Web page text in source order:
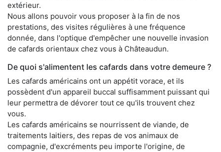
extérieur.
Nous allons pouvoir vous proposer à la fin de nos
prestations, des visites régulières à une fréquence
donnée, dans l'optique d'empêcher une nouvelle invasion
de cafards orientaux chez vous à Châteaudun.
De quoi s'alimentent les cafards dans votre demeure ?
Les cafards américains ont un appétit vorace, et ils
possèdent d'un appareil buccal suffisamment puissant qui
leur permettra de dévorer tout ce qu'ils trouvent chez
vous.
Les cafards américains se nourrissent de viande, de
traitements laitiers, des repas de vos animaux de
compagnie, d'excréments peu importe l'origine, de